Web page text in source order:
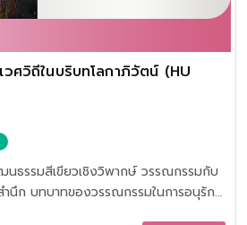
ศวิถีในบริบทโลกาภิวัตน์ (HU
นธรรมสีเขียวเชิงวิพากษ์ วรรณกรรมกับ
นึก บทบาทของวรรณกรรมในการอนุรักษ์